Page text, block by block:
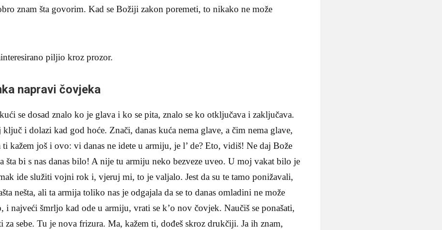
znam šta govorim. Kad se Božiji zakon poremeti, to nikako ne može
piljio kroz prozor.
napravi čovjeka
se dosad znalo ko je glava i ko se pita, znalo se ko otključava i zaključava.
ključ i dolazi kad god hoće. Znači, danas kuća nema glave, a čim nema glave,
kažem još i ovo: vi danas ne idete u armiju, je l’ de? Eto, vidiš! Ne daj Bože
šta bi s nas danas bilo! A nije tu armiju neko bezveze uveo. U moj vakat bilo je
ide služiti vojni rok i, vjeruj mi, to je valjalo. Jest da su te tamo ponižavali,
nešta, ali ta armija toliko nas je odgajala da se to danas omladini ne može
i najveći šmrljo kad ode u armiju, vrati se k’o nov čovjek. Naučiš se ponašati,
za sebe. Tu je nova frizura. Ma, kažem ti, dođeš skroz drukčiji. Ja ih znam,